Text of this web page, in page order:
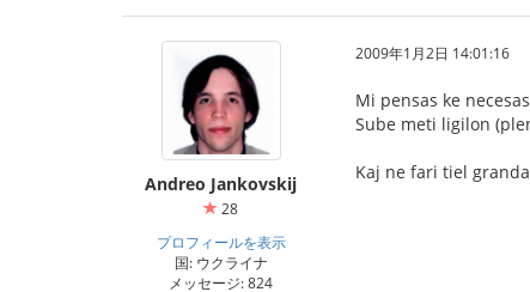
Andreo Jankovskij
28
プロフィールを表示
国: ウクライナ
メッセージ: 824
2009年1月2日 14:01:16
Mi pensas ke
Sube meti ligilon
Kaj ne fari tiel